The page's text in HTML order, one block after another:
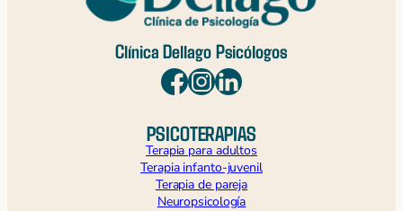
Clínica Dellago Psicólogos
PSICOTERAPIAS
Terapia para adultos
Terapia infanto-juvenil
Terapia de pareja
Neuropsicología